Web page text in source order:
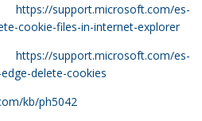
https://support.microsoft.com/es-
cookie-files-in-internet-explorer
https://support.microsoft.com/es-
delete-cookies
kb/ph5042